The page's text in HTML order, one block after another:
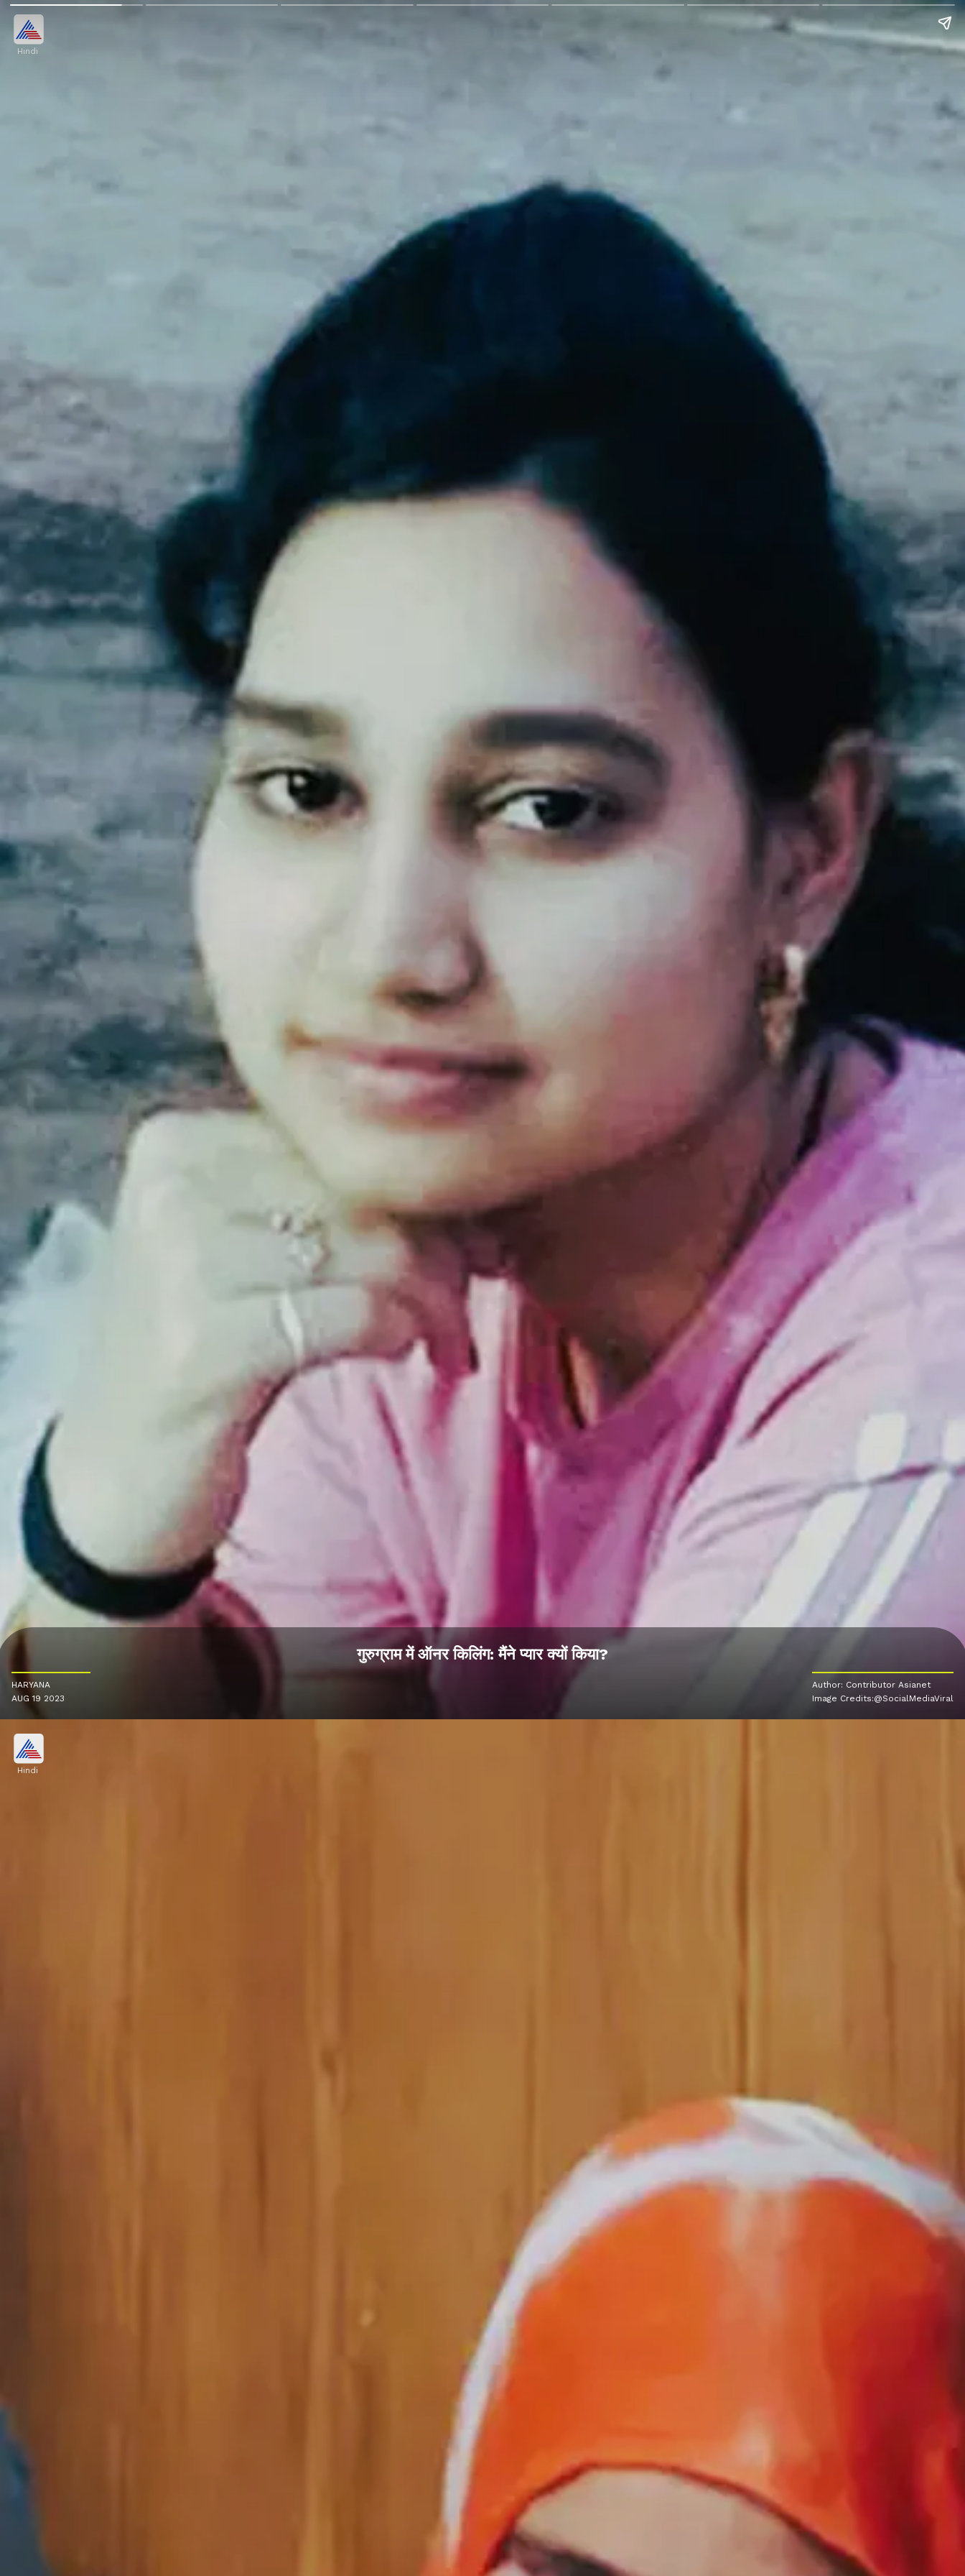
Hindi
गुरुग्राम में ऑनर किलिंग: मैंने प्यार क्यों किया?
HARYANA
AUG 19 2023
Author: Contributor Asianet
Image Credits:@SocialMediaViral
Hindi